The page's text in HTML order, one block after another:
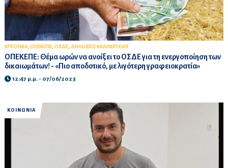
ΑΓΡΟΤΙΚΑ, ΟΠΕΚΕΠΕ, ΟΣΔΕ, ΔΗΛΩΣΕΙΣ ΚΑΛΛΙΕΡΓΕΙΑΣ
ΟΠΕΚΕΠΕ: Θέμα ωρών να ανοίξει το ΟΣΔΕ για τη ενεργοποίηση των
δικαιωμάτων! - «Πιο αποδοτικό, με λιγότερη γραφειοκρατία»
12:47 μ.μ. - 07/06/2023
ΚΟΙΝΩΝΙΑ